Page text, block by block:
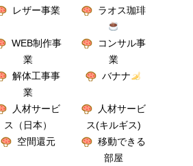
レザー事業 ラオス珈琲
WEB制作事
業
コンサル事
業
解体工事事
業
バナナ
人材サービ
ス（日本）
人材サービ
ス(キルギス)
空間還元
移動できる
部屋